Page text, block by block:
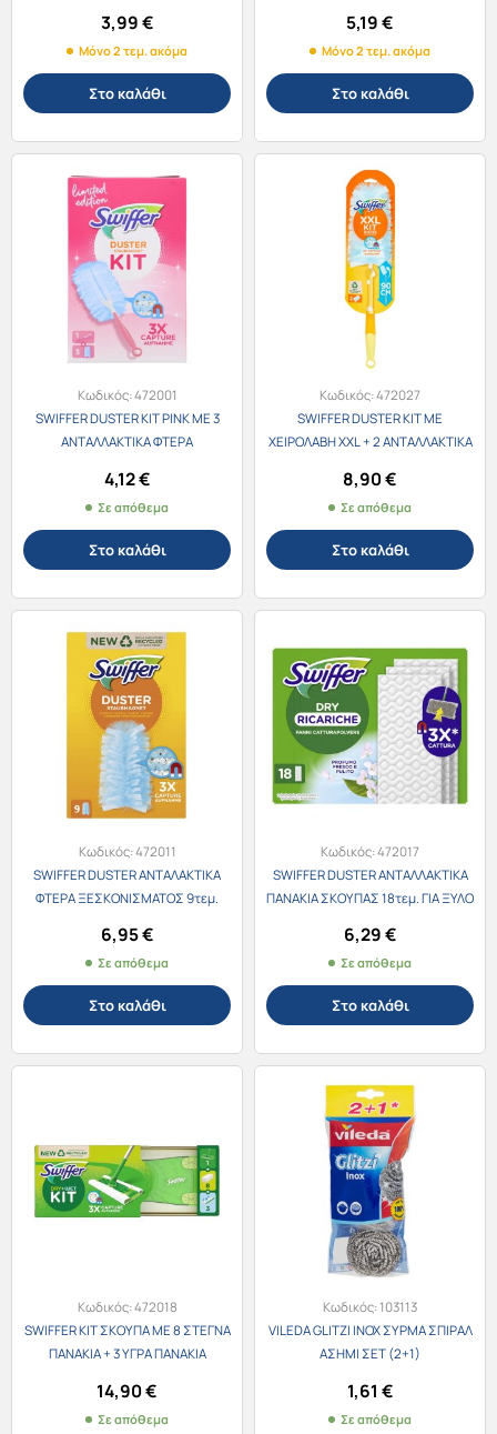
3,99€
Μόνο 2 τεμ. ακόμα
Στο καλάθι
5,19€
Μόνο 2 τεμ. ακόμα
Στο καλάθι
Κωδικός:472001
SWIFFER DUSTER KIT PINK ME 3
ΑΝΤΑΛΛΑΚΤΙΚΑ ΦΤΕΡΑ
4,12€
Σε απόθεμα
Στο καλάθι
Κωδικός:472027
SWIFFER DUSTER KIT ΜΕ
ΧΕΙΡΟΛΑΒΗ XXL + 2 ΑΝΤΑΛΛΑΚΤΙΚΑ
8,90€
Σε απόθεμα
Στο καλάθι
Κωδικός:472011
SWIFFER DUSTER ΑΝΤΑΛΑΚΤΙΚΑ
ΦΤΕΡΑ ΞΕΣΚΟΝΙΣΜΑΤΟΣ 9τεμ.
6,95€
Σε απόθεμα
Στο καλάθι
Κωδικός:472017
SWIFFER DUSTER ΑΝΤΑΛΛΑΚΤΙΚΑ
ΠΑΝΑΚΙΑ ΣΚΟΥΠΑΣ 18τεμ. ΓΙΑ ΞΥΛΟ
6,29€
Σε απόθεμα
Στο καλάθι
Κωδικός:472018
SWIFFER KIT ΣΚΟΥΠΑ ΜΕ 8 ΣΤΕΓΝΑ
ΠΑΝΑΚΙΑ + 3 ΥΓΡΑ ΠΑΝΑΚΙΑ
14,90€
Σε απόθεμα
Κωδικός:103113
VILEDA GLITZI INOX ΣΥΡΜΑ ΣΠΙΡΑΛ
ΑΣΗΜΙ ΣΕΤ (2+1)
1,61 €
Σε απόθεμα